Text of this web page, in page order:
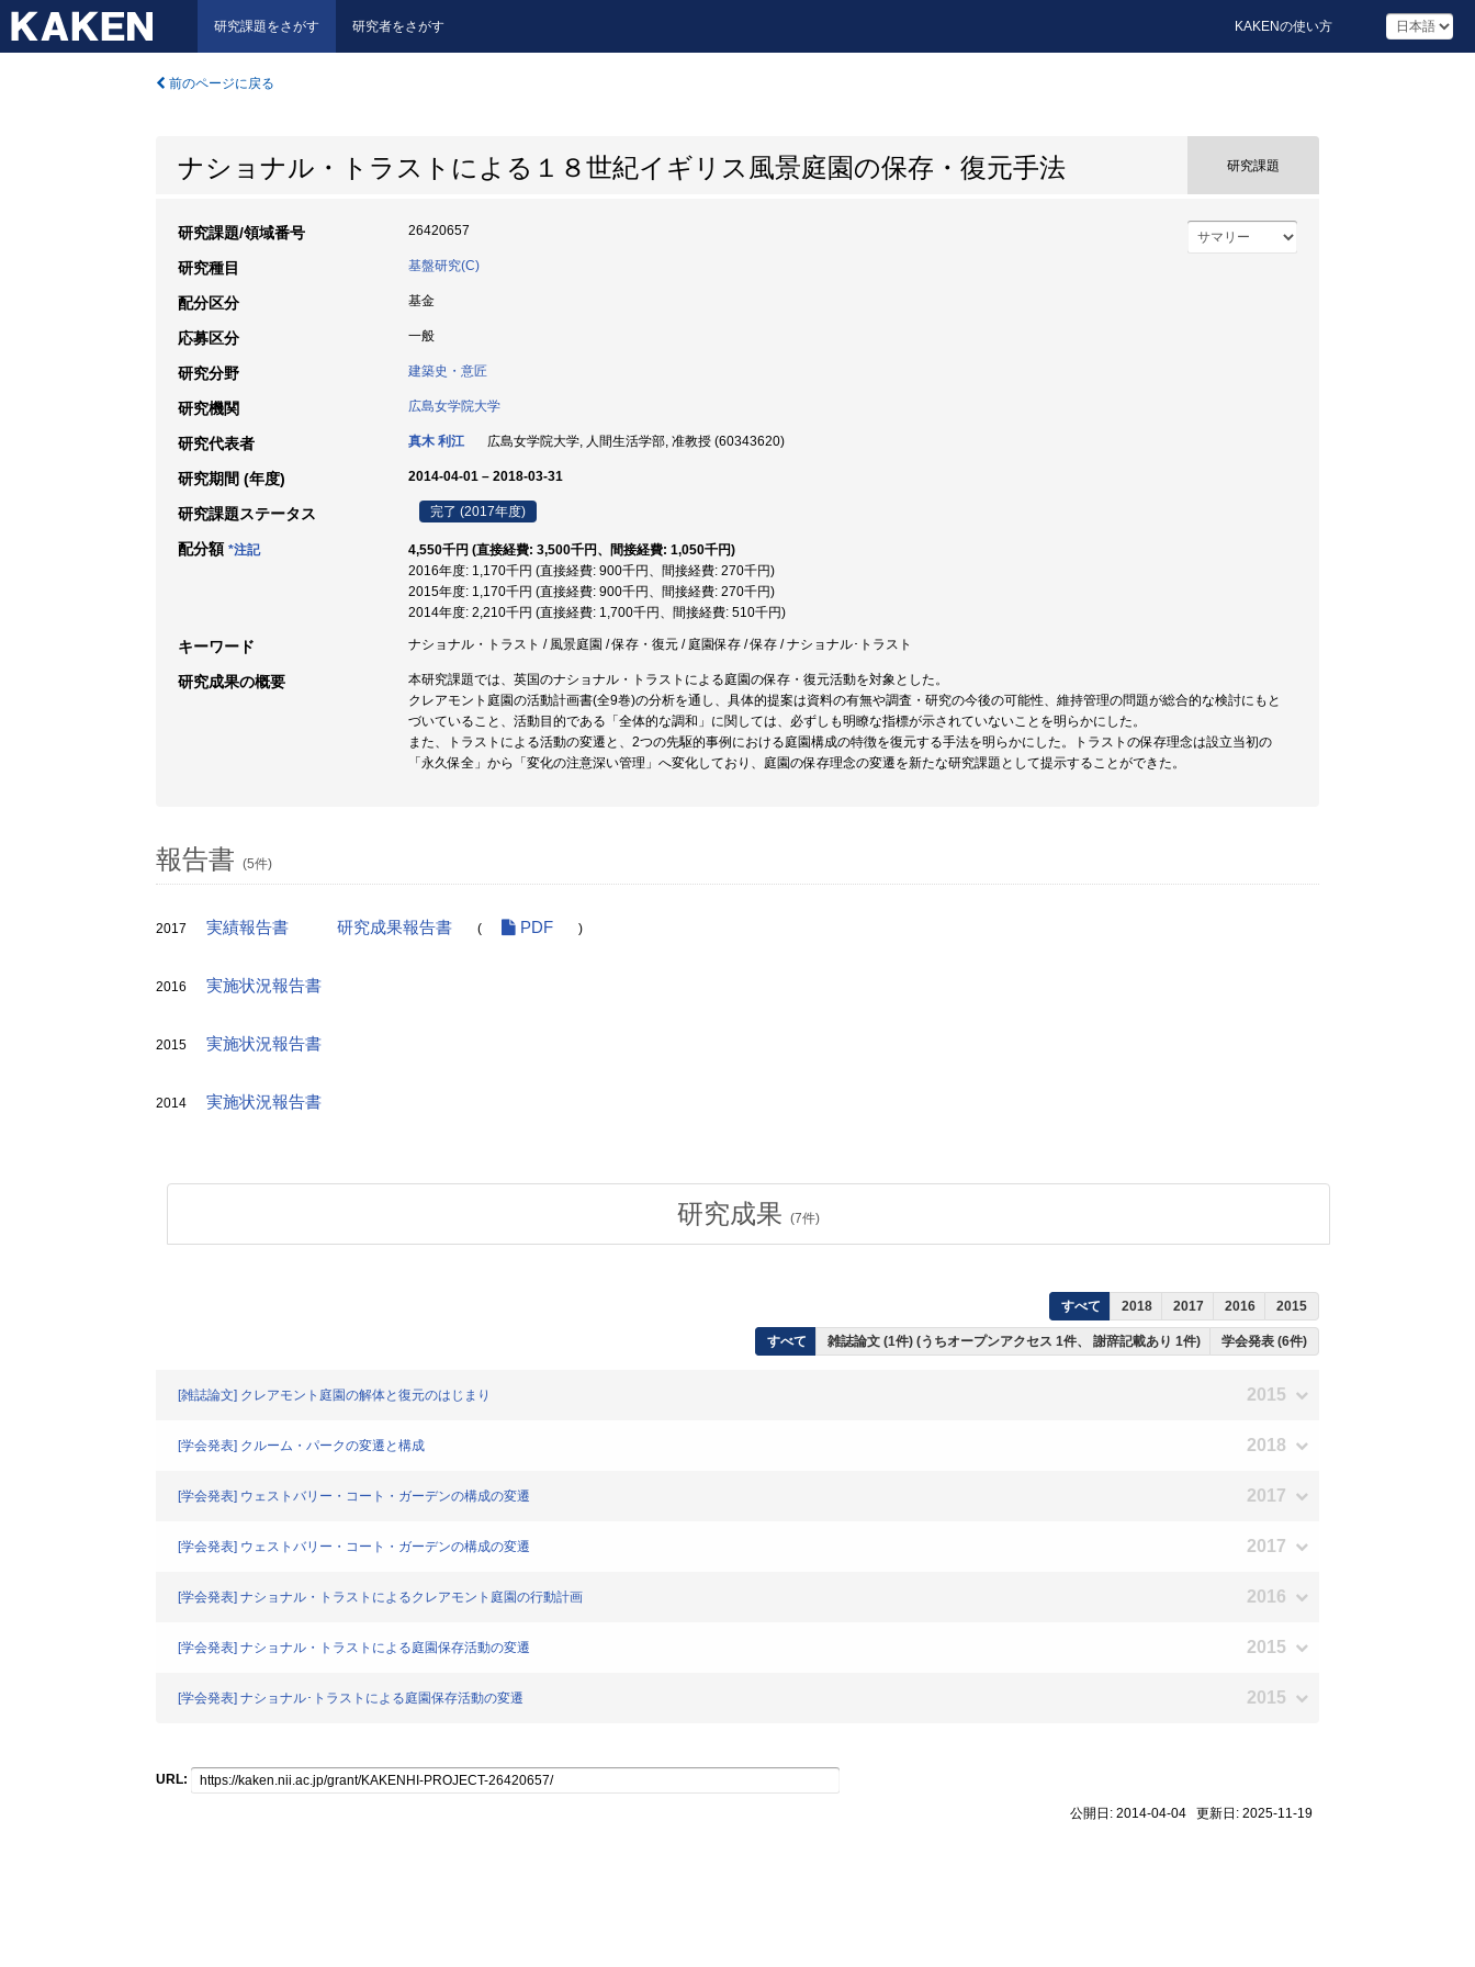
研究課題をさがす 研究者をさがす KAKENの使い方
前のページに戻る
ナショナル・トラストによる１８世紀イギリス風景庭園の保存・復元手法 研究課題
研究課題/領域番号 26420657
研究種目 基盤研究(C)
配分区分 基金
応募区分 一般
研究分野 建築史・意匠
研究機関 広島女学院大学
研究代表者 真木 利江 広島女学院大学, 人間生活学部, 准教授 (60343620)
研究期間 (年度) 2014-04-01 – 2018-03-31
研究課題ステータス 完了 (2017年度)
配分額 *注記
4,550千円 (直接経費: 3,500千円、間接経費: 1,050千円)
2016年度: 1,170千円 (直接経費: 900千円、間接経費: 270千円)
2015年度: 1,170千円 (直接経費: 900千円、間接経費: 270千円)
2014年度: 2,210千円 (直接経費: 1,700千円、間接経費: 510千円)
キーワード ナショナル・トラスト / 風景庭園 / 保存・復元 / 庭園保存 / 保存 / ナショナル･トラスト
研究成果の概要
本研究課題では、英国のナショナル・トラストによる庭園の保存・復元活動を対象とした。
クレアモント庭園の活動計画書(全9巻)の分析を通し、具体的提案は資料の有無や調査・研究の今後の可能性、維持管理の問題が総合的な検討にもと
づいていること、活動目的である「全体的な調和」に関しては、必ずしも明瞭な指標が示されていないことを明らかにした。
また、トラストによる活動の変遷と、2つの先駆的事例における庭園構成の特徴を復元する手法を明らかにした。トラストの保存理念は設立当初の
「永久保全」から「変化の注意深い管理」へ変化しており、庭園の保存理念の変遷を新たな研究課題として提示することができた。
報告書 (5件)
2017 実績報告書 研究成果報告書 ( PDF )
2016 実施状況報告書
2015 実施状況報告書
2014 実施状況報告書
研究成果 (7件)
すべて 2018 2017 2016 2015
すべて 雑誌論文 (1件) (うちオープンアクセス 1件、 謝辞記載あり 1件) 学会発表 (6件)
[雑誌論文] クレアモント庭園の解体と復元のはじまり 2015
[学会発表] クルーム・パークの変遷と構成 2018
[学会発表] ウェストバリー・コート・ガーデンの構成の変遷 2017
[学会発表] ウェストバリー・コート・ガーデンの構成の変遷 2017
[学会発表] ナショナル・トラストによるクレアモント庭園の行動計画 2016
[学会発表] ナショナル・トラストによる庭園保存活動の変遷 2015
[学会発表] ナショナル･トラストによる庭園保存活動の変遷 2015
URL:
公開日: 2014-04-04 更新日: 2025-11-19